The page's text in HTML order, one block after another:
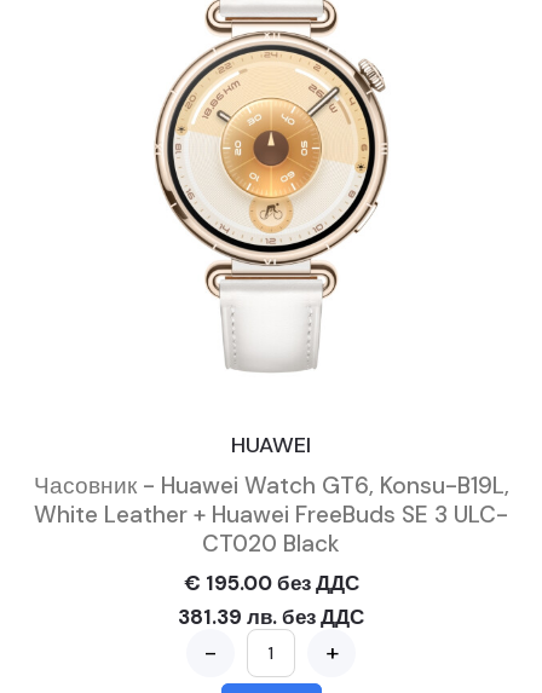
HUAWEI
Часовник - Huawei Watch GT6, Konsu-B19L,
White Leather + Huawei FreeBuds SE 3 ULC-
CT020 Black
€ 195.00 без ДДС
381.39 лв. без ДДС
- +